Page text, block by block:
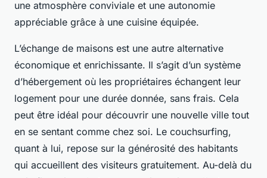
une atmosphère conviviale et une autonomie
appréciable grâce à une cuisine équipée.
L’échange de maisons est une autre alternative
économique et enrichissante. Il s’agit d’un système
d’hébergement où les propriétaires échangent leur
logement pour une durée donnée, sans frais. Cela
peut être idéal pour découvrir une nouvelle ville tout
en se sentant comme chez soi. Le couchsurfing,
quant à lui, repose sur la générosité des habitants
qui accueillent des visiteurs gratuitement. Au-delà du